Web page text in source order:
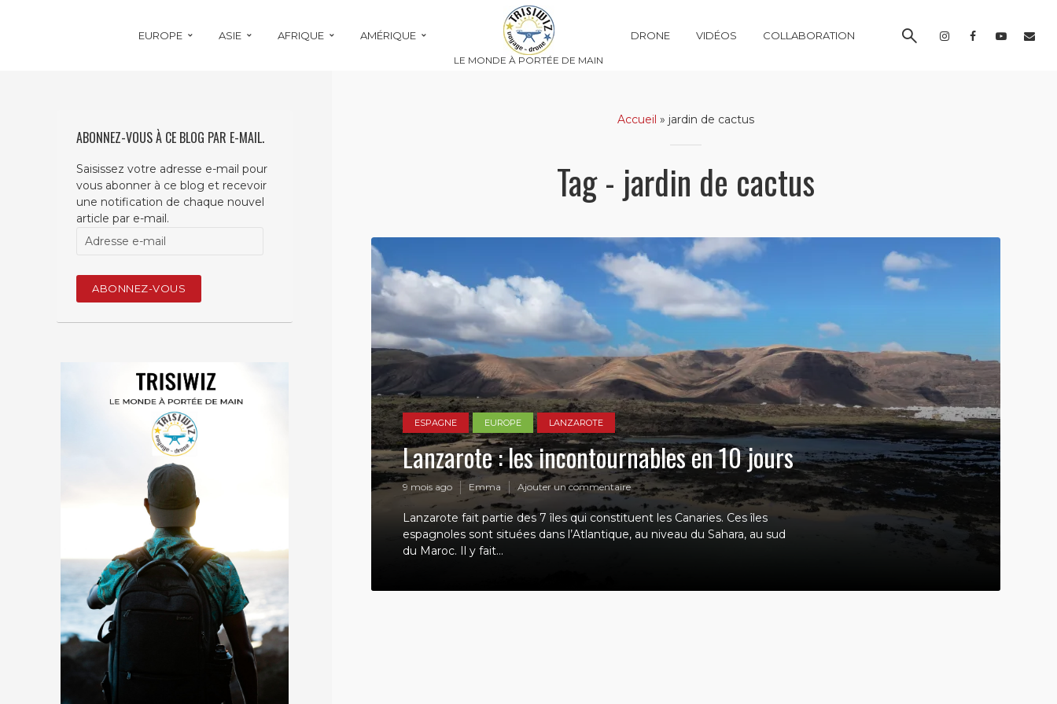
EUROPE ASIE AFRIQUE AMÉRIQUE
LE MONDE À PORTÉE DE MAIN
DRONE VIDÉOS COLLABORATION
ABONNEZ-VOUS À CE BLOG PAR E-MAIL.
Saisissez votre adresse e-mail pour
vous abonner à ce blog et recevoir
une notification de chaque nouvel
article par e-mail.
Adresse
e-
ABONNEZ-VOUS
Accueil » jardin de cactus
Tag - jardin de cactus
ESPAGNE EUROPE LANZAROTE
Lanzarote : les incontournables en 10 jours
9 mois ago Emma Ajouter un commentaire
Lanzarote fait partie des 7 îles qui constituent les Canaries. Ces îles
espagnoles sont situées dans l’Atlantique, au niveau du Sahara, au sud
du Maroc. Il y fait...